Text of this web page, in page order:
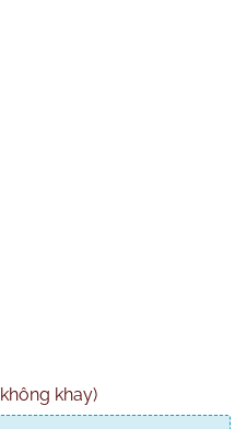
khay)